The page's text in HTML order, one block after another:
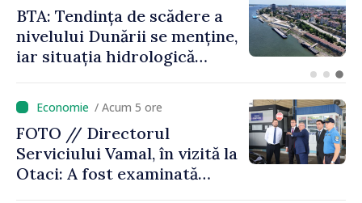
Energocom a asigurat
necesarul de energie
electrică pentru 8 august.
cetățenii să reducă
consumul în orele de vârf
/ Acum 5 ore
FOTO // Directorul
Serviciului Vamal, în vizită la
Otaci: A fost examinată